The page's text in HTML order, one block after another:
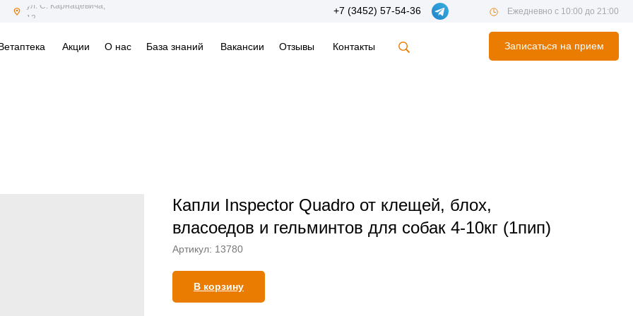
Записаться на прием
+7 (3452) 57-54-36
ул. С. Карнацевича,
12
Ежедневно с 10:00 до 21:00
База знаний
О нас Контакты
Вакансии Отзывы
Акции
Капли Inspector Quadro от клещей, блох,
власоедов и гельминтов для собак 4-10кг (1пип)
Артикул: 13780
В корзину